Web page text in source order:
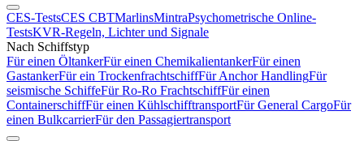
CES-TestsCES CBTMarlinsMintraPsychometrische Online-
TestsKVR-Regeln, Lichter und Signale
Nach Schiffstyp
Für einen ÖltankerFür einen ChemikalientankerFür einen
GastankerFür ein TrockenfrachtschiffFür Anchor HandlingFür
seismische SchiffeFür Ro-Ro FrachtschiffFür einen
ContainerschiffFür einen KühlschifftransportFür General CargoFür
einen BulkcarrierFür den Passagiertransport